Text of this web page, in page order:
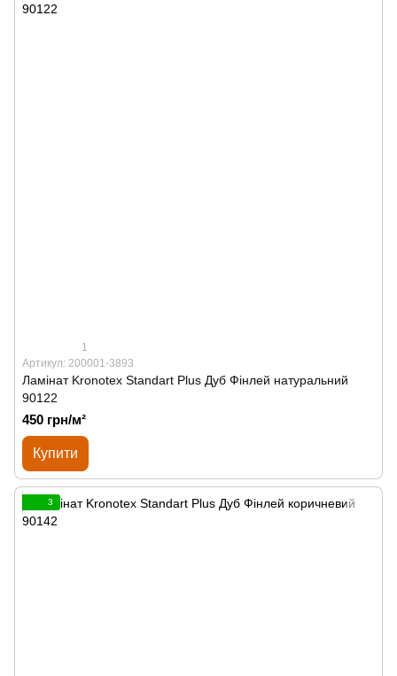
1
Артикул: 200001-3893
Ламінат Kronotex Standart Plus Дуб Фінлей натуральний
90122
450 грн/м²
Купити
3